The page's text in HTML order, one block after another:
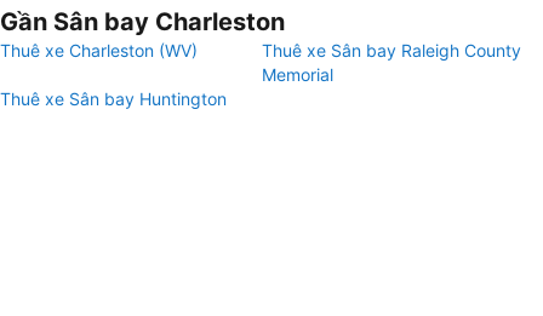
Gần Sân bay Charleston
Thuê xe Charleston (WV)
Thuê xe Sân bay Raleigh County
Memorial
Thuê xe Sân bay Huntington